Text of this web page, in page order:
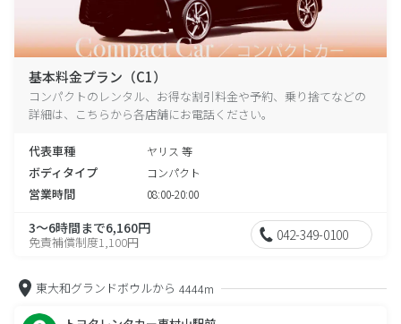
基本料金プラン（C1）
コンパクトのレンタル、お得な割引料金や予約、乗り捨てなどの
詳細は、こちらから各店舗にお電話ください。
代表車種 ヤリス 等
ボディタイプ コンパクト
営業時間 08:00-20:00
3～6時間まで6,160円
免責補償制度1,100円 042-349-0100
東大和グランドボウルから 4444m